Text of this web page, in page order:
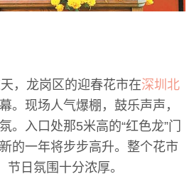
，龙岗区的迎春花市在深圳北
。现场人气爆棚，鼓乐声声，
。入口处那5米高的“红色龙”门
的一年将步步高升。整个花市
节日氛围十分浓厚。